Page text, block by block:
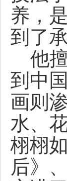
养，
到了
他擅
到中
画则
水、
栩栩
后》